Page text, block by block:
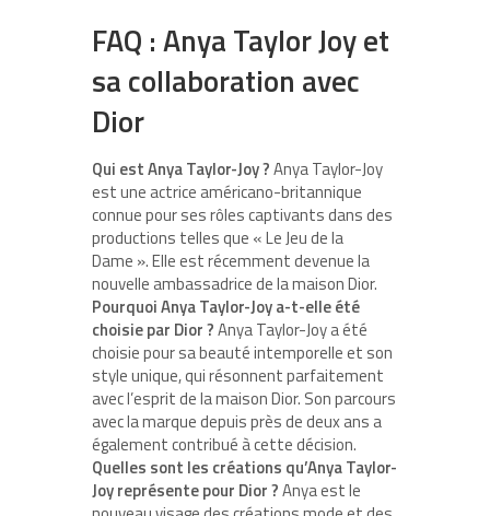
FAQ : Anya Taylor Joy et
sa collaboration avec
Dior
Qui est Anya Taylor-Joy ?Anya Taylor-Joy
est une actrice américano-britannique
connue pour ses rôles captivants dans des
productions telles que « Le Jeu de la
Dame ». Elle est récemment devenue la
nouvelle ambassadrice de la maison Dior.
Pourquoi Anya Taylor-Joy a-t-elle été
choisie par Dior ?Anya Taylor-Joy a été
choisie pour sa beauté intemporelle et son
style unique, qui résonnent parfaitement
avec l’esprit de la maison Dior. Son parcours
avec la marque depuis près de deux ans a
également contribué à cette décision.
Quelles sont les créations qu’Anya Taylor-
Joy représente pour Dior ?Anya est le